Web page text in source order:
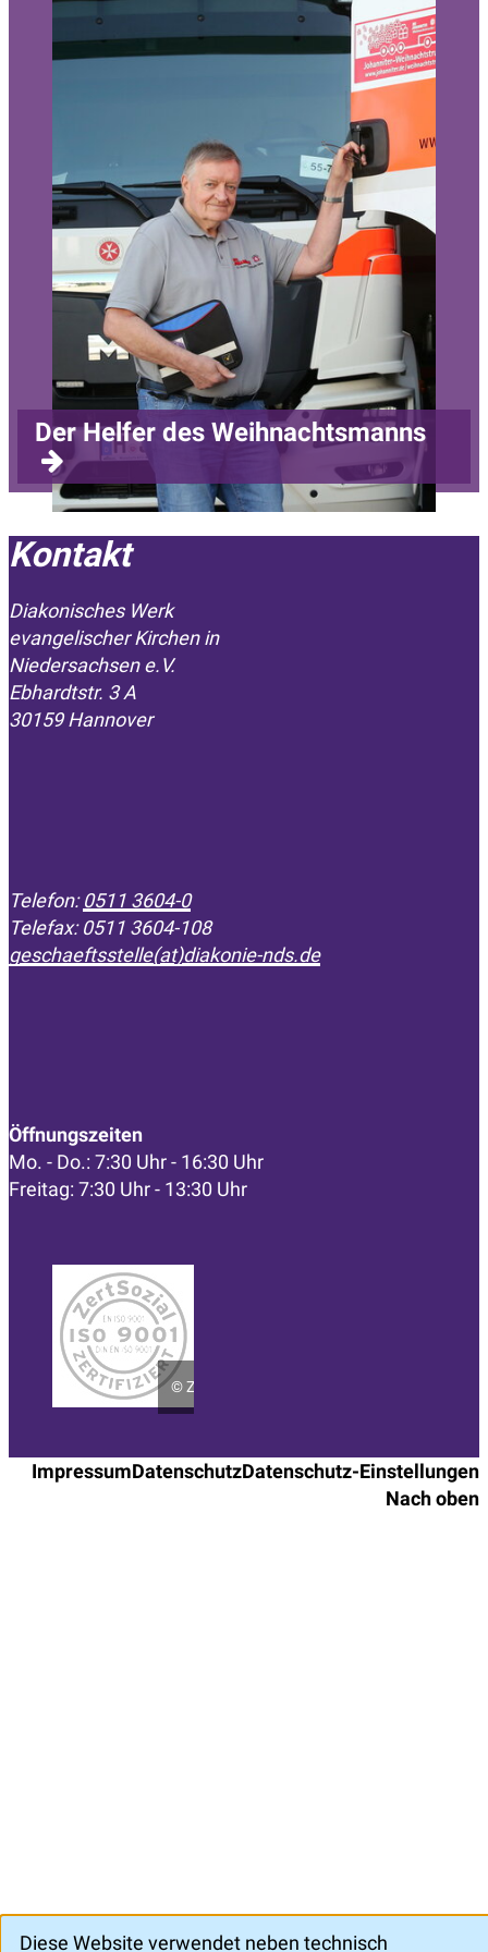
Der Helfer des Weihnachtsmanns
Kontakt
Diakonisches Werk
evangelischer Kirchen in
­Niedersachsen e.V.
Ebhardtstr. 3 A
30159 Hannover
Telefon:0511 3604-0
Telefax: 0511 3604-108
geschaeftsstelle(at)diakonie-nds.de
Öffnungszeiten
Mo. - Do.: 7:30 Uhr - 16:30 Uhr
Freitag: 7:30 Uhr - 13:30 Uhr
©ZertSozial
ImpressumDatenschutzDatenschutz-Einstellungen
Nach oben
Diese Website verwendet neben technisch